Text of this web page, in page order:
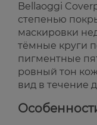
Bellaoggi
степенью
маскировки
тёмные круги
пигментные
ровный тон
вид в течение